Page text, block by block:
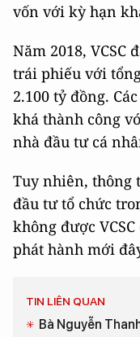
vốn với kỳ hạn
Năm 2018,
trái phiếu với
2.100 tỷ đồng.
khá thành công
nhà đầu tư cá
Tuy nhiên, thông
đầu tư tổ chức
không được
phát hành mới
TIN LIÊN QUAN
Bà Nguyễn